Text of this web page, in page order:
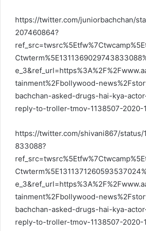
https://twitter.com/juniorbachchan/
207460864?
tainment%2Fbollywood-
bachchan-asked-drugs-hai-kya-
reply-to-troller-tmov-1138507-2020-
https://twitter.com/shivani867/status/
833088?
tainment%2Fbollywood-
bachchan-asked-drugs-hai-kya-
reply-to-troller-tmov-1138507-2020-